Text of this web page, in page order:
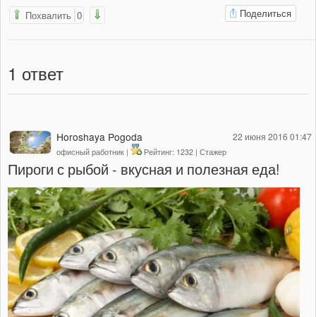
Похвалить 0 Поделиться
1 ответ
22 июня 2016 01:47
Horoshaya Pogoda
офисный работник | Рейтинг: 1232 | Стажер
Пироги с рыбой - вкусная и полезная еда!